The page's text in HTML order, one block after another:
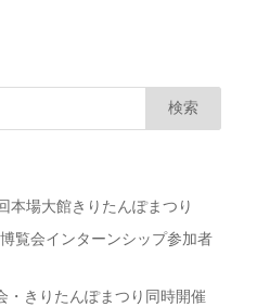
本場大館きりたんぽまつり
覧会インターンシップ参加者
・きりたんぽまつり同時開催